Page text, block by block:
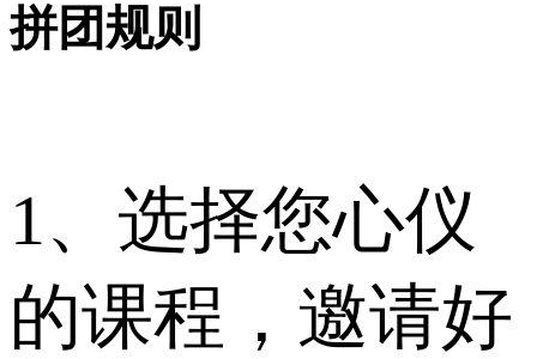
拼团规则
1、选择您心仪
的课程，邀请好